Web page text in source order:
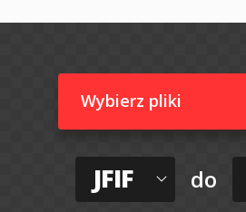
Wybierz pliki
JFIF do